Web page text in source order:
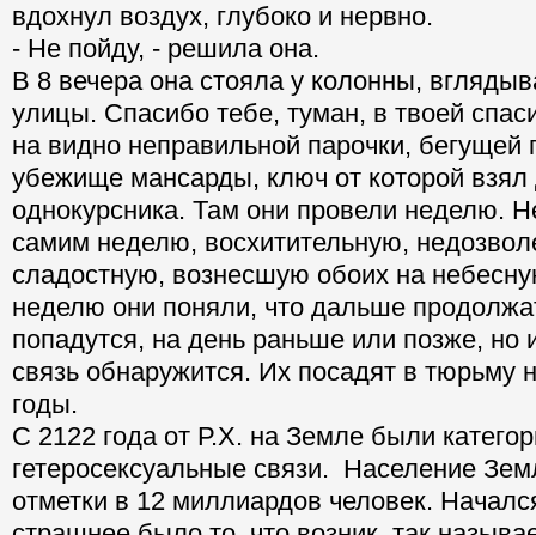
вдохнул воздух, глубоко и нервно.
- Не пойду, - решила она.
В 8 вечера она стояла у колонны,
улицы. Спасибо тебе, туман, в твоей
на видно неправильной парочки, бегущей
убежище мансарды, ключ от которой взял
однокурсника. Там они провели неделю.
самим неделю, восхитительную,
сладостную, вознесшую обоих на
неделю они поняли, что дальше
попадутся, на день раньше или позже, но
связь обнаружится. Их посадят в тюрьму
годы.
С 2122 года от Р.Х. на Земле были
гетеросексуальные связи. Население
отметки в 12 миллиардов человек.